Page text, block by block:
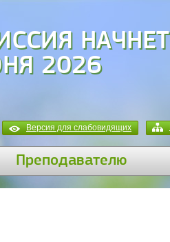
НАЧНЕТ
2026
Версия для слабовидящих
Преподавателю